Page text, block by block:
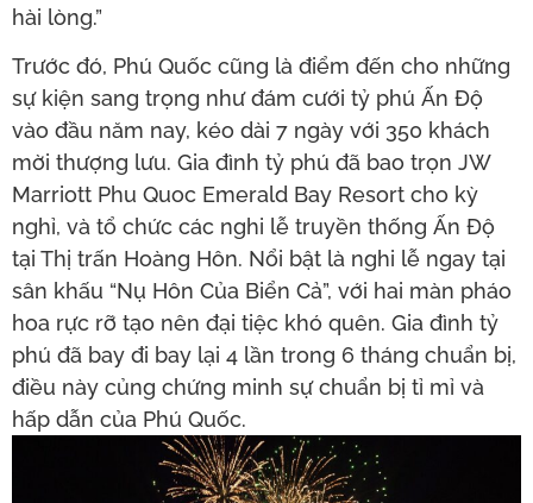
hài lòng.”
Trước đó, Phú Quốc cũng là điểm đến cho những
sự kiện sang trọng như đám cưới tỷ phú Ấn Độ
vào đầu năm nay, kéo dài 7 ngày với 350 khách
mời thượng lưu. Gia đình tỷ phú đã bao trọn JW
Marriott Phu Quoc Emerald Bay Resort cho kỳ
nghỉ, và tổ chức các nghi lễ truyền thống Ấn Độ
tại Thị trấn Hoàng Hôn. Nổi bật là nghi lễ ngay tại
sân khấu “Nụ Hôn Của Biển Cả”, với hai màn pháo
hoa rực rỡ tạo nên đại tiệc khó quên. Gia đình tỷ
phú đã bay đi bay lại 4 lần trong 6 tháng chuẩn bị,
điều này củng chứng minh sự chuẩn bị tỉ mỉ và
hấp dẫn của Phú Quốc.